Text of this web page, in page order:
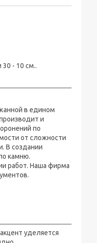
- 10 см..
в едином
и
по
от сложности
В создании
камню.
работ. Наша фирма
уделяется